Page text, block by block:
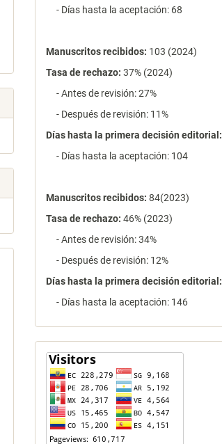
- Días hasta la aceptación: 68
Manuscritos recibidos: 103 (2024)
Tasa de rechazo: 37% (2024)
- Antes de revisión: 27%
- Después de revisión: 11%
Días hasta la primera decisión editorial:
- Días hasta la aceptación: 104
Manuscritos recibidos: 84(2023)
Tasa de rechazo: 46% (2023)
- Antes de revisión: 34%
- Después de revisión: 12%
Días hasta la primera decisión editorial:
- Días hasta la aceptación: 146
contador